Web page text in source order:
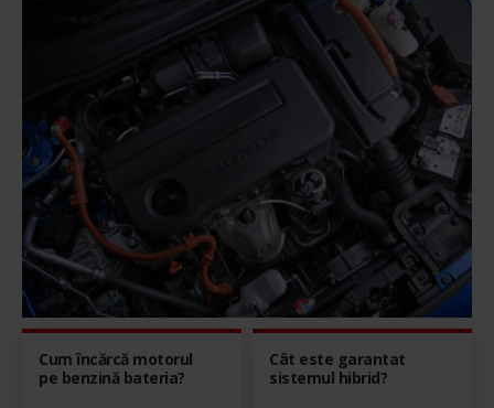
Cum încărcă motorul
pe benzină bateria?
Cât este garantat
sistemul hibrid?